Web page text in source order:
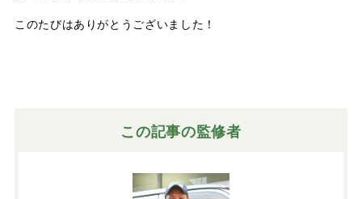
このたびはありがとうございました！
この記事の監修者